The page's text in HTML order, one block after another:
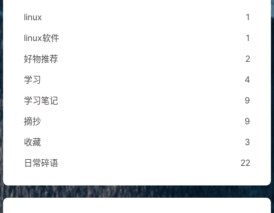
linux
1
linux软件
1
好物推荐
2
学习
4
学习笔记
9
摘抄
9
收藏
3
日常碎语
22